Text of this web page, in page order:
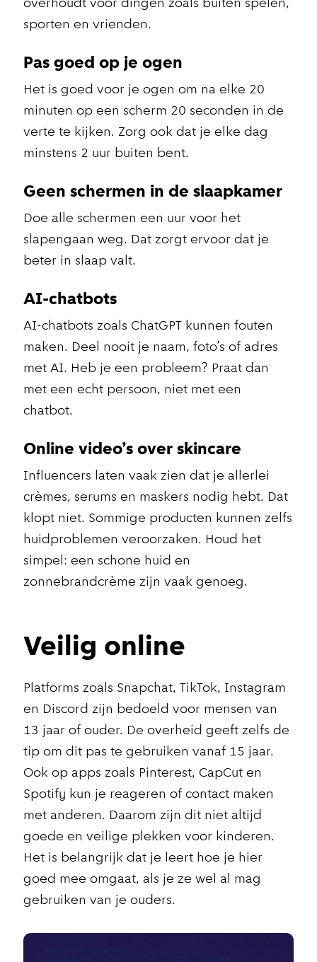
overhoudt voor dingen zoals buiten spelen,
sporten en vrienden.
Pas goed op je ogen
Het is goed voor je ogen om na elke 20
minuten op een scherm 20 seconden in de
verte te kijken. Zorg ook dat je elke dag
minstens 2 uur buiten bent.
Geen schermen in de slaapkamer
Doe alle schermen een uur voor het
slapengaan weg. Dat zorgt ervoor dat je
beter in slaap valt.
AI-chatbots
AI-chatbots zoals ChatGPT kunnen fouten
maken. Deel nooit je naam, foto’s of adres
met AI. Heb je een probleem? Praat dan
met een echt persoon, niet met een
chatbot.
Online video’s over skincare
Influencers laten vaak zien dat je allerlei
crèmes, serums en maskers nodig hebt. Dat
klopt niet. Sommige producten kunnen zelfs
huidproblemen veroorzaken. Houd het
simpel: een schone huid en
zonnebrandcrème zijn vaak genoeg.
Veilig online
Platforms zoals Snapchat, TikTok, Instagram
en Discord zijn bedoeld voor mensen van
13 jaar of ouder. De overheid geeft zelfs de
tip om dit pas te gebruiken vanaf 15 jaar.
Ook op apps zoals Pinterest, CapCut en
Spotify kun je reageren of contact maken
met anderen. Daarom zijn dit niet altijd
goede en veilige plekken voor kinderen.
Het is belangrijk dat je leert hoe je hier
goed mee omgaat, als je ze wel al mag
gebruiken van je ouders.